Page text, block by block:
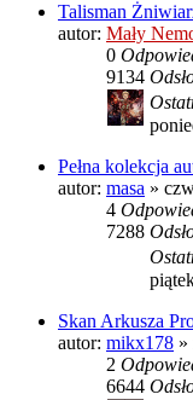
Talisman
autor: Mały
0
9134
Pełna kolekcja
autor: masa »
4
7288
Skan Arkusza
autor: mikx178 »
2
6644